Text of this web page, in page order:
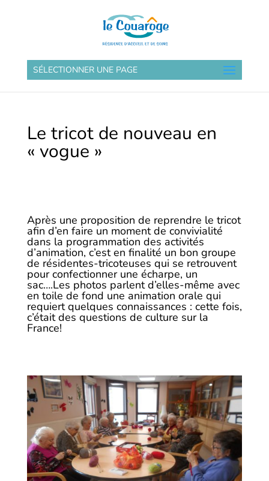
SÉLECTIONNER UNE PAGE
Le tricot de nouveau en
« vogue »
Après une proposition de reprendre le tricot
afin d’en faire un moment de convivialité
dans la programmation des activités
d’animation, c’est en finalité un bon groupe
de résidentes-tricoteuses qui se retrouvent
pour confectionner une écharpe, un
sac….Les photos parlent d’elles-même avec
en toile de fond une animation orale qui
requiert quelques connaissances : cette fois,
c’était des questions de culture sur la
France!